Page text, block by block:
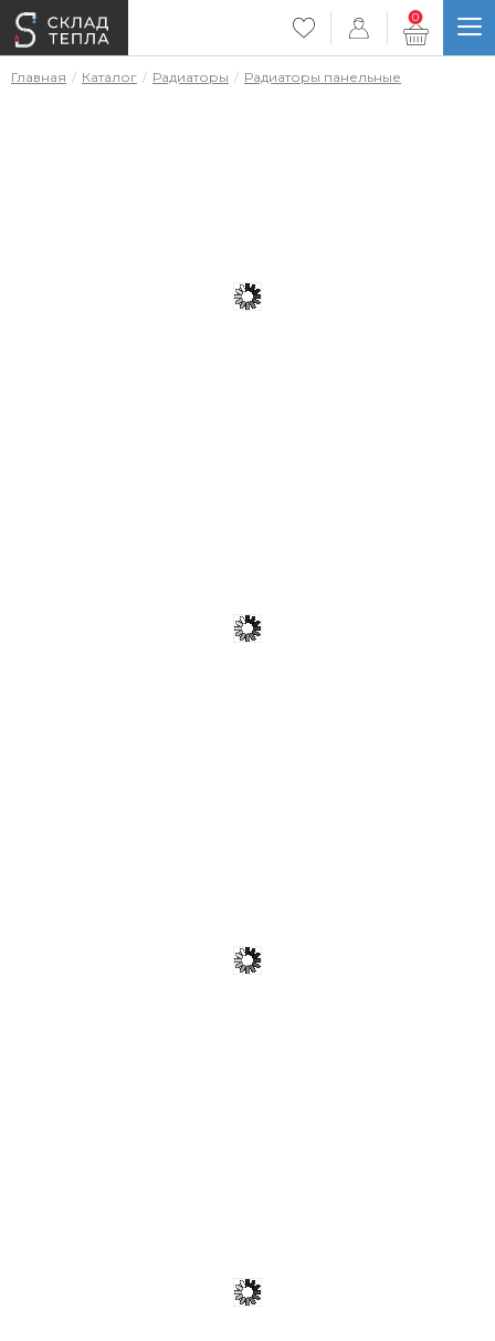
0
Главная Каталог Радиаторы Радиаторы панельные